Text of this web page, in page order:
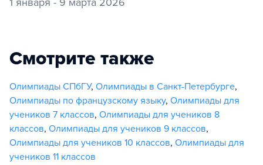
Смотрите также
Олимпиады СПбГУ, Олимпиады в Санкт-Петербурге,
Олимпиады по французскому языку, Олимпиады для
учеников 7 классов, Олимпиады для учеников 8
классов, Олимпиады для учеников 9 классов,
Олимпиады для учеников 10 классов, Олимпиады для
учеников 11 классов